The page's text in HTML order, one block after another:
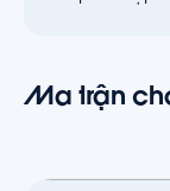
Ma trận